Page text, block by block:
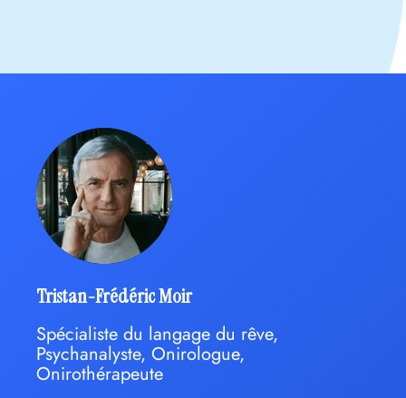
Tristan-Frédéric Moir
Spécialiste du langage du rêve,
Psychanalyste, Onirologue,
Onirothérapeute